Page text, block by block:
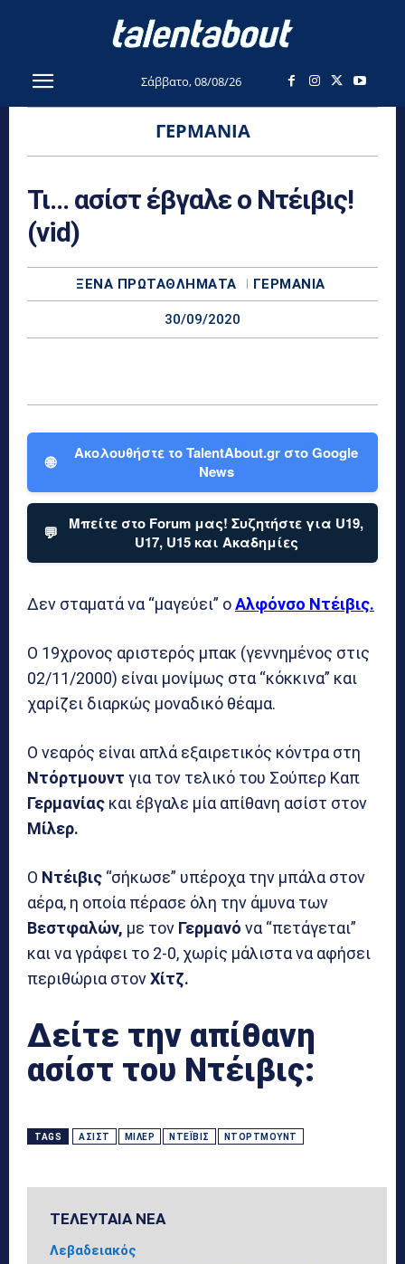
Σάββατο, 08/08/26
ΓΕΡΜΑΝΊΑ
Τι… ασίστ έβγαλε ο Ντέιβις!
(vid)
ΞΈΝΑ ΠΡΩΤΑΘΛΉΜΑΤΑ ΓΕΡΜΑΝΊΑ
30/09/2020
🌐
Ακολουθήστε το TalentAbout.gr στο Google
News
💬
Μπείτε στο Forum μας! Συζητήστε για U19,
U17, U15 και Ακαδημίες
Δεν σταματά να “μαγεύει” οΑλφόνσο Ντέιβις.
Ο 19χρονος αριστερός μπακ (γεννημένος στις
02/11/2000) είναι μονίμως στα “κόκκινα” και
χαρίζει διαρκώς μοναδικό θέαμα.
Ο νεαρός είναι απλά εξαιρετικός κόντρα στη
Ντόρτμουντ για τον τελικό του Σούπερ Καπ
Γερμανίας και έβγαλε μία απίθανη ασίστ στον
Μίλερ.
Ο Ντέιβις “σήκωσε” υπέροχα την μπάλα στον
αέρα, η οποία πέρασε όλη την άμυνα των
Βεστφαλών, με τον Γερμανό να “πετάγεται”
και να γράφει το 2-0, χωρίς μάλιστα να αφήσει
περιθώρια στονΧίτζ.
Δείτε την απίθανη
ασίστ του Ντέιβις:
TAGS ΑΣΊΣΤ ΜΊΛΕΡ ΝΤΈΙΒΙΣ ΝΤΌΡΤΜΟΥΝΤ
ΤΕΛΕΥΤΑΙΑ ΝΕΑ
Λεβαδειακός